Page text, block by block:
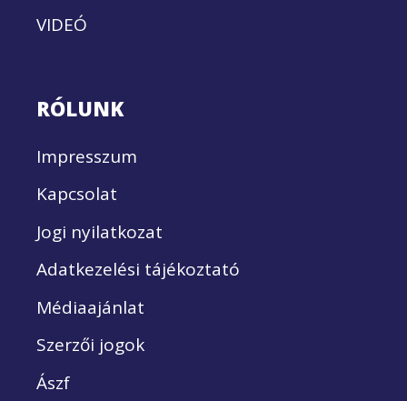
VIDEÓ
RÓLUNK
Impresszum
Kapcsolat
Jogi nyilatkozat
Adatkezelési tájékoztató
Médiaajánlat
Szerzői jogok
Ászf